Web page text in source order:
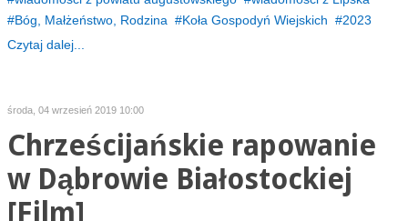
Bóg, Małżeństwo, Rodzina
Koła Gospodyń Wiejskich
2023
Czytaj dalej...
środa, 04 wrzesień 2019 10:00
Chrześcijańskie rapowanie
w Dąbrowie Białostockiej
[Film]